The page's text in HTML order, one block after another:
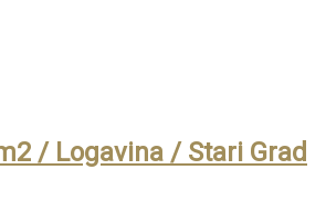
/ Logavina / Stari Grad